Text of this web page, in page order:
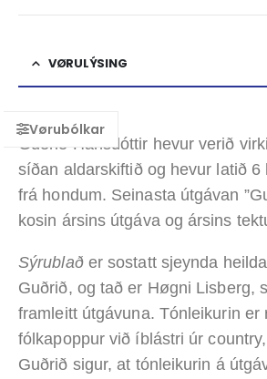
VØRULÝSING
Guðrið Hansdóttir hevur verið
síðan aldarskiftið og hevur latið 6
frá hondum. Seinasta útgávan
kosin ársins útgáva og ársins
Sýrublað er sostatt sjeynda
Guðrið, og tað er Høgni Lisberg,
framleitt útgávuna. Tónleikurin er
fólkapoppur við íblástri úr
Guðrið sigur, at tónleikurin á